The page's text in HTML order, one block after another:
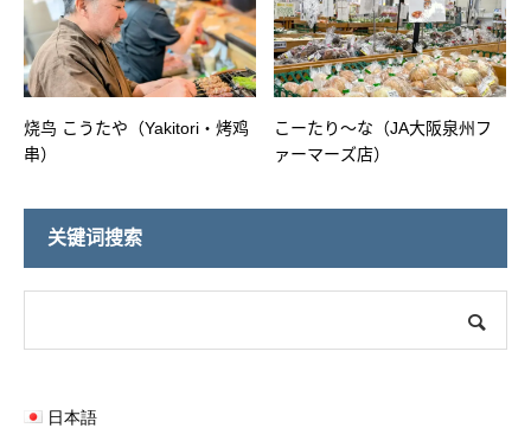
烧鸟 こうたや（Yakitori・烤鸡
串）
こーたり～な（JA大阪泉州フ
ァーマーズ店）
关键词搜索
日本語